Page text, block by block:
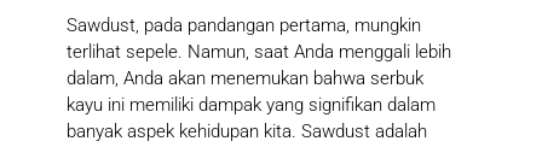
Sawdust, pada pandangan pertama, mungkin
terlihat sepele. Namun, saat Anda menggali lebih
dalam, Anda akan menemukan bahwa serbuk
kayu ini memiliki dampak yang signifikan dalam
banyak aspek kehidupan kita. Sawdust adalah